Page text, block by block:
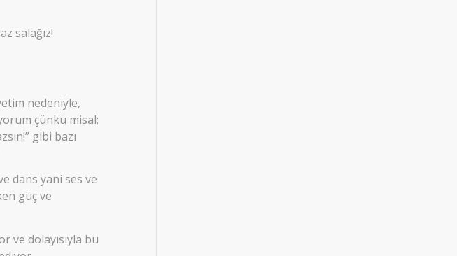
salağız!
nedeniyle,
çünkü misal;
gibi bazı
dans yani ses ve
güç ve
ve dolayısıyla bu